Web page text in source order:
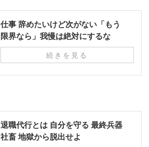
仕事 辞めたいけど次がない「もう
限界なら」我慢は絶対にするな
続きを見る
退職代行とは 自分を守る 最終兵器
社畜 地獄から脱出せよ